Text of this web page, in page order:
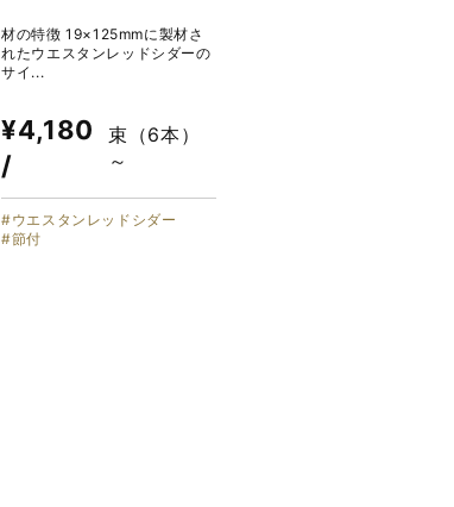
材の特徴 19×125mmに製材さ
れたウエスタンレッドシダーの
サイ...
¥4,180
/
束（6本）
～
ウエスタンレッドシダー
節付